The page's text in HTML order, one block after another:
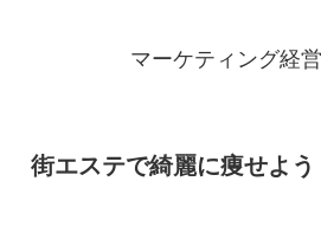
マーケティング経
街エステで綺麗に痩せよう